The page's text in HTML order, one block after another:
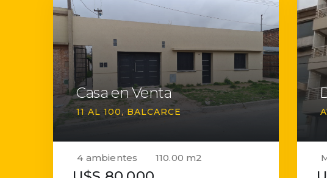
Casa en Venta
11 AL 100 BALCARCE
4 ambientes 110.00 m2